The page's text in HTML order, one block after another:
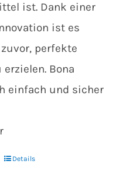
ist. Dank einer
ist es
perfekte
Bona
einfach und sicher
Details